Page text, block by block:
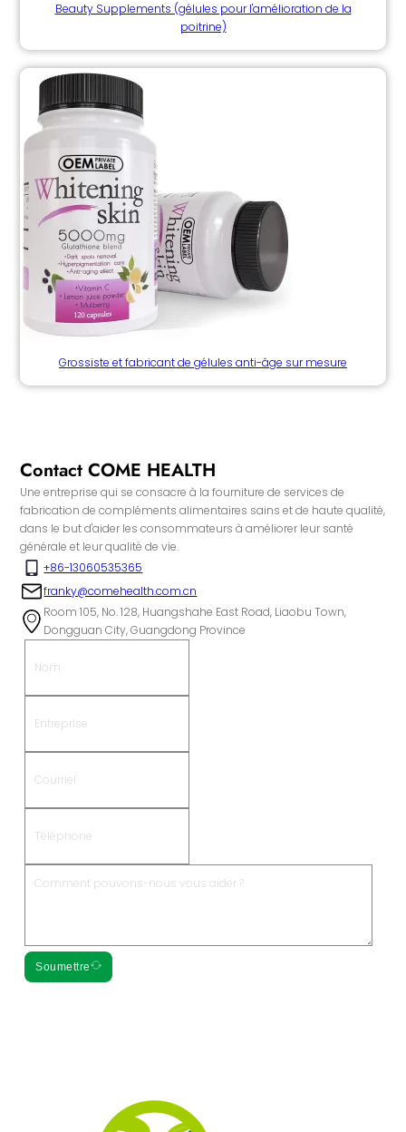
Beauty Supplements (gélules pour l'amélioration de la
poitrine)
Grossiste et fabricant de gélules anti-âge sur mesure
Contact COME HEALTH
Une entreprise qui se consacre à la fourniture de services de
fabrication de compléments alimentaires sains et de haute qualité,
dans le but d'aider les consommateurs à améliorer leur santé
générale et leur qualité de vie.
+86-13060535365
franky@comehealth.com.cn
Room 105, No. 128, Huangshahe East Road, Liaobu Town,
Dongguan City, Guangdong Province
Soumettre